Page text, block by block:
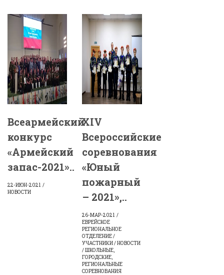
Всеармейский
конкурс
«Армейский
запас-2021»..
22-ИЮН-2021
НОВОСТИ
XIV
Всероссийские
соревнования
«Юный
пожарный
– 2021»,..
26-МАР-2021
ЕВРЕЙСКОЕ
РЕГИОНАЛЬНОЕ
ОТДЕЛЕНИЕ /
УЧАСТНИКИ / НОВОСТИ
/ ШКОЛЬНЫЕ,
ГОРОДСКИЕ,
РЕГИОНАЛЬНЫЕ
СОРЕВНОВАНИЯ